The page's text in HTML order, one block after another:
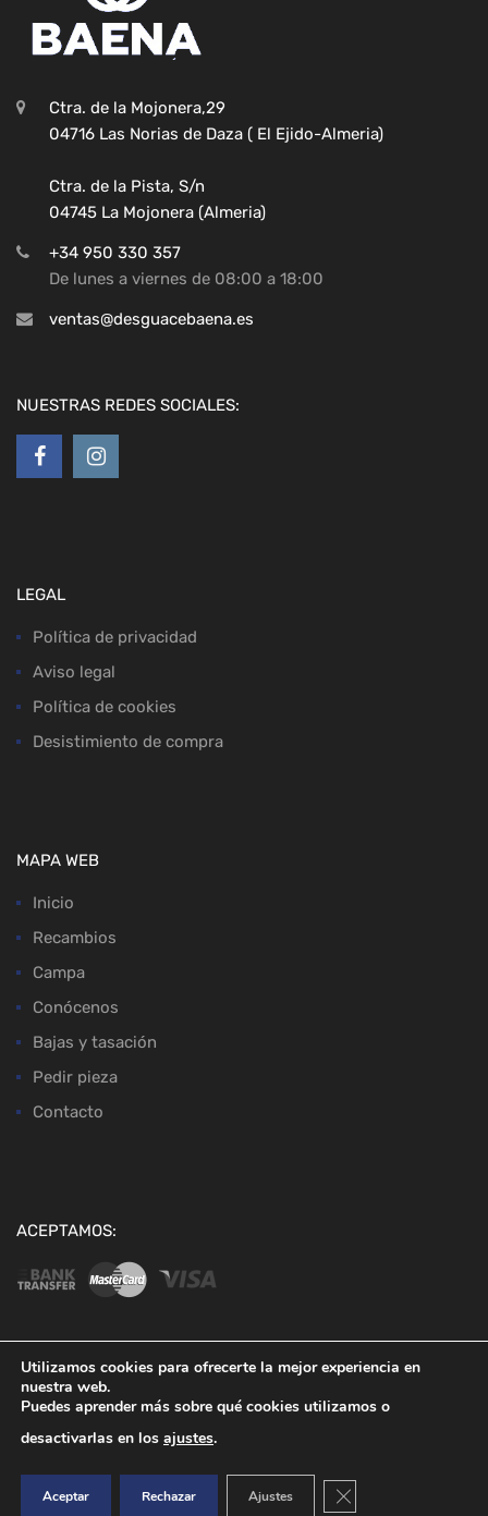
Ctra. de la Mojonera,29
04716 Las Norias de Daza ( El Ejido-Almeria)
Ctra. de la Pista, S/n
04745 La Mojonera (Almeria)
+34 950 330 357
De lunes a viernes de 08:00 a 18:00
ventas@desguacebaena.es
NUESTRAS REDES SOCIALES:
LEGAL
Política de privacidad
Aviso legal
Política de cookies
Desistimiento de compra
MAPA WEB
Inicio
Recambios
Campa
Conócenos
Bajas y tasación
Pedir pieza
Contacto
ACEPTAMOS:
Utilizamos cookies para ofrecerte la mejor experiencia en
nuestra web.
Puedes aprender más sobre qué cookies utilizamos o
desactivarlas en los ajustes.
Aceptar Rechazar Ajustes Cerrar el banner de